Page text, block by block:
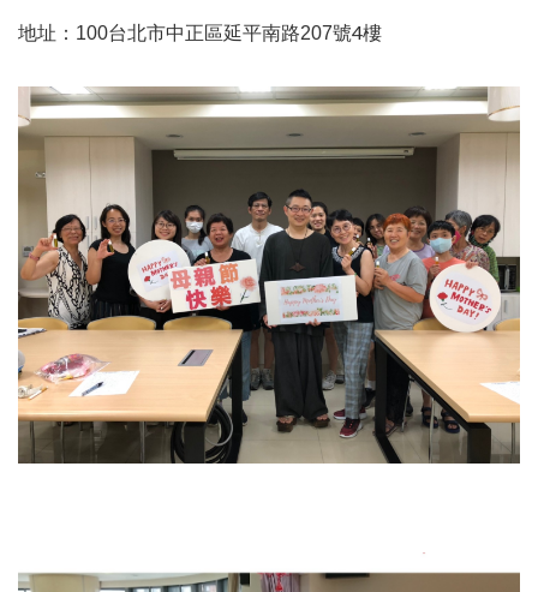
地址：100台北市中正區延平南路207號4樓